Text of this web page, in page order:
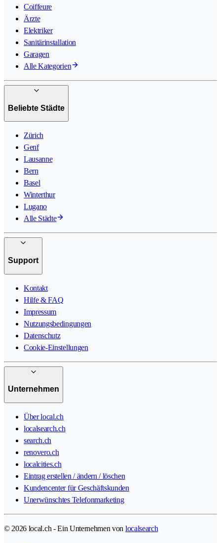
Coiffeure
Ärzte
Elektriker
Sanitärinstallation
Garagen
Alle Kategorien
Beliebte Städte
Zürich
Genf
Lausanne
Bern
Basel
Winterthur
Lugano
Alle Städte
Support
Kontakt
Hilfe & FAQ
Impressum
Nutzungsbedingungen
Datenschutz
Cookie-Einstellungen
Unternehmen
Über local.ch
localsearch.ch
search.ch
renovero.ch
localcities.ch
Eintrag erstellen / ändern / löschen
Kundencenter für Geschäftskunden
Unerwünschtes Telefonmarketing
© 2026 local.ch - Ein Unternehmen von localsearch